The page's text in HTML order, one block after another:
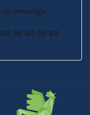
message
02 96 92 09 88